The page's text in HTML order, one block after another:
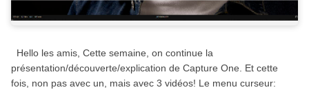
Hello les amis, Cette semaine, on continue la
présentation/découverte/explication de Capture One. Et cette
fois, non pas avec un, mais avec 3 vidéos! Le menu curseur: